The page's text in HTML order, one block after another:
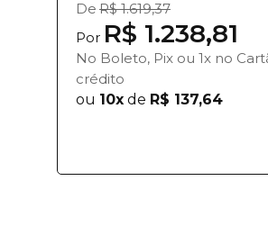
De R$ 1.619,37
Por R$ 1.238,81
No Boleto, Pix ou 1x no
crédito
ou 10x de R$ 137,64